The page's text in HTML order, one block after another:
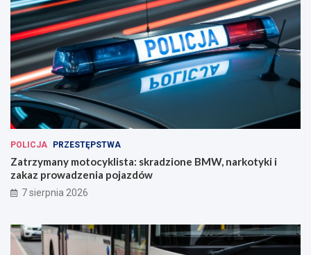
POLICJA PRZESTĘPSTWA
Zatrzymany motocyklista: skradzione BMW, narkotyki i
zakaz prowadzenia pojazdów
7 sierpnia 2026